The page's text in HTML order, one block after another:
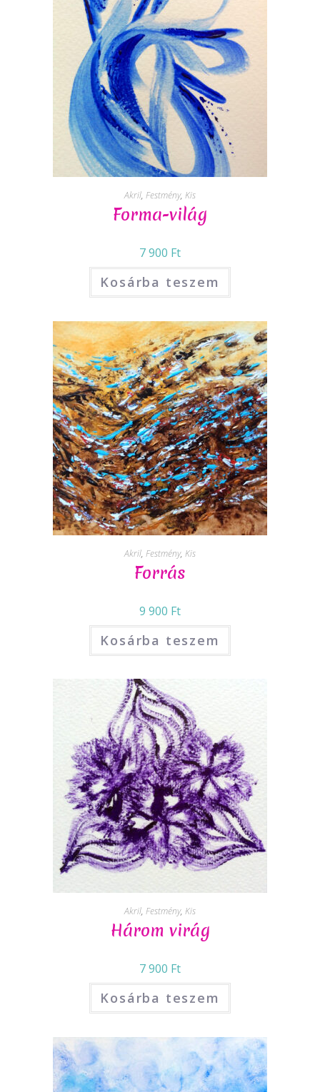
Akril, Festmény, Kis
Forma-világ
7 900 Ft
Kosárba teszem
Akril, Festmény, Kis
Forrás
9 900 Ft
Kosárba teszem
Akril, Festmény, Kis
Három virág
7 900 Ft
Kosárba teszem